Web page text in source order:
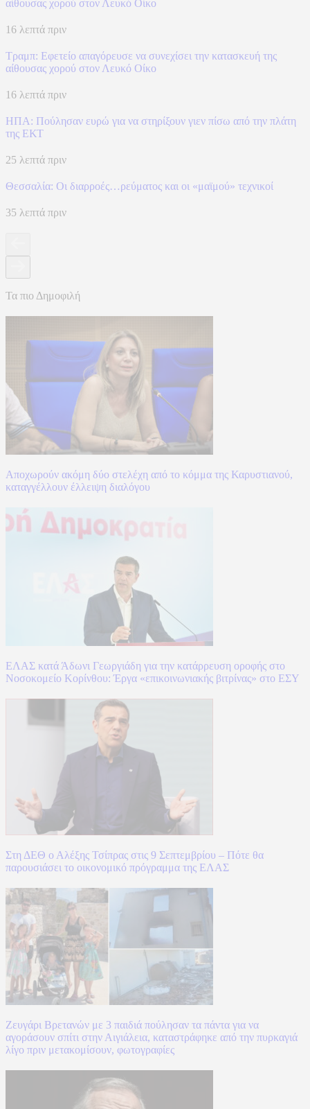
αίθουσας χορού στον Λευκό Οίκο
16 λεπτά πριν
Τραμπ: Εφετείο απαγόρευσε να συνεχίσει την κατασκευή της
αίθουσας χορού στον Λευκό Οίκο
16 λεπτά πριν
ΗΠΑ: Πούλησαν ευρώ για να στηρίξουν γιεν πίσω από την πλάτη
της ΕΚΤ
25 λεπτά πριν
Θεσσαλία: Οι διαρροές…ρεύματος και οι «μαϊμού» τεχνικοί
35 λεπτά πριν
Τα πιο Δημοφιλή
Αποχωρούν ακόμη δύο στελέχη από το κόμμα της Καρυστιανού,
καταγγέλλουν έλλειψη διαλόγου
ΕΛΑΣ κατά Άδωνι Γεωργιάδη για την κατάρρευση οροφής στο
Νοσοκομείο Κορίνθου: Έργα «επικοινωνιακής βιτρίνας» στο ΕΣΥ
Στη ΔΕΘ ο Αλέξης Τσίπρας στις 9 Σεπτεμβρίου – Πότε θα
παρουσιάσει το οικονομικό πρόγραμμα της ΕΛΑΣ
Ζευγάρι Βρετανών με 3 παιδιά πούλησαν τα πάντα για να
αγοράσουν σπίτι στην Αιγιάλεια, καταστράφηκε από την πυρκαγιά
λίγο πριν μετακομίσουν, φωτογραφίες